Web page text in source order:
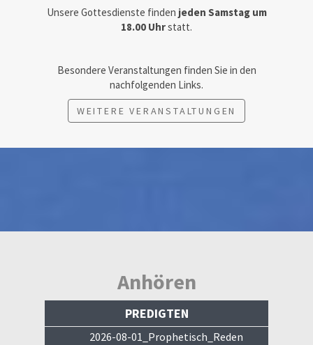
Unsere Gottesdienste finden jeden Samstag um
18.00 Uhrstatt.
Besondere Veranstaltungen finden Sie in den
nachfolgenden Links.
WEITERE VERANSTALTUNGEN
Anhören
PREDIGTEN
2026-08-01_Prophetisch_Reden